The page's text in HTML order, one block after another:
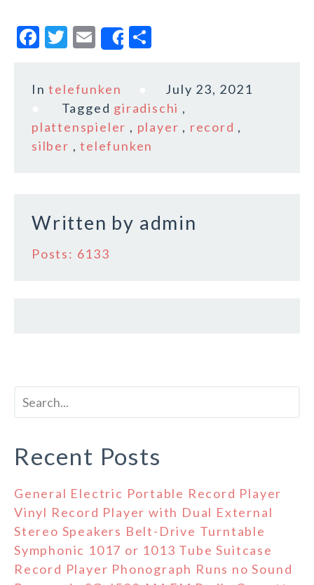
F
c
b
o
T
it
te
r
E
m
ai
l
Share
r
e
Intelefunken
July 23, 2021
Tagged giradischi ,
plattenspieler , player , record ,
silber ,telefunken
Written by admin
Posts: 6133
Recent Posts
General Electric Portable Record Player
Vinyl Record Player with Dual External
Stereo Speakers Belt-Drive Turntable
Symphonic 1017 or 1013 Tube Suitcase
Record Player Phonograph Runs no Sound